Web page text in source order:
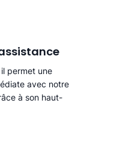
permet une
avec notre
à son haut-